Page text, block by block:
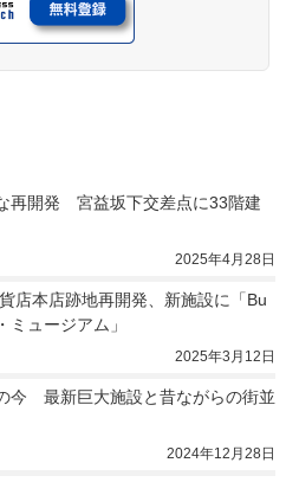
再開発　宮益坂下交差点に33階建
2025年4月28日
店本店跡地再開発、新施設に「Bu
ミュージアム」
2025年3月12日
今　最新巨大施設と昔ながらの街並
2024年12月28日